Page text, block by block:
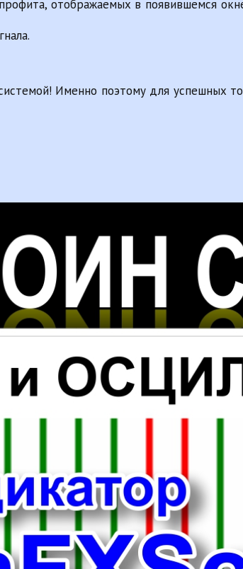
отображаемых в появившемся
Именно поэтому для успешных